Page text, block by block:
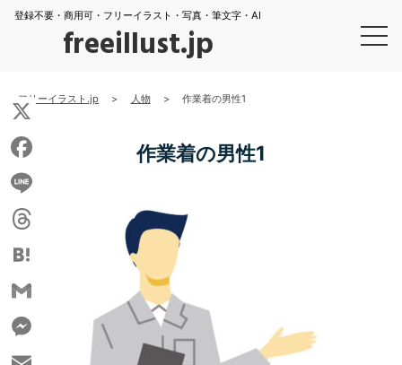
登録不要・商用可・フリーイラスト・写真・筆文字・AI
freeillust.jp
フリーイラスト.jp > 人物 > 作業着の男性1
作業着の男性1
X
Facebook
Line
Threads
Hatena
Gmail
Messenger